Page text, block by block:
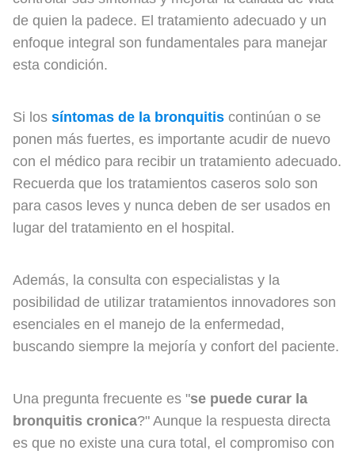
de quien la padece. El tratamiento adecuado y un
enfoque integral son fundamentales para manejar
esta condición.
Si los síntomas de la bronquitis continúan o se
ponen más fuertes, es importante acudir de nuevo
con el médico para recibir un tratamiento adecuado.
Recuerda que los tratamientos caseros solo son
para casos leves y nunca deben de ser usados en
lugar del tratamiento en el hospital.
Además, la consulta con especialistas y la
posibilidad de utilizar tratamientos innovadores son
esenciales en el manejo de la enfermedad,
buscando siempre la mejoría y confort del paciente.
Una pregunta frecuente es "se puede curar la
bronquitis cronica?" Aunque la respuesta directa
es que no existe una cura total, el compromiso con